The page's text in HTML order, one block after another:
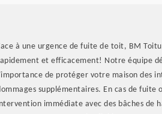
à une urgence de fuite de toit, BM
et efficacement! Notre équipe
de protéger votre maison des
supplémentaires. En cas de fuite
immédiate avec des bâches de